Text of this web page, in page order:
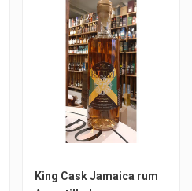
King Cask Jamaica rum